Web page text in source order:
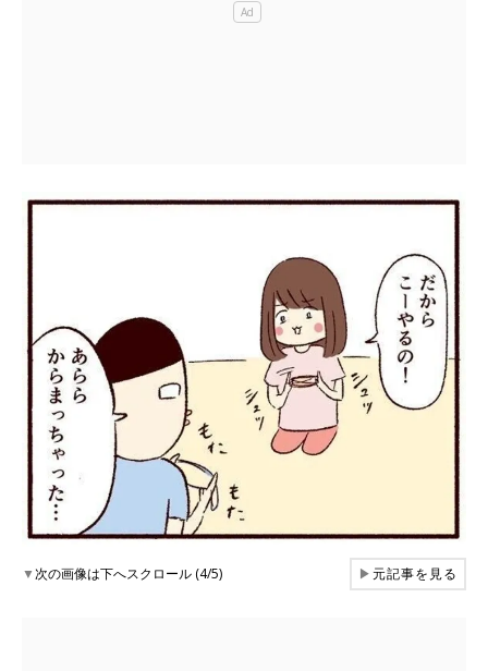
▼次の画像は下へスクロール (4/5) ▶元記事を見る